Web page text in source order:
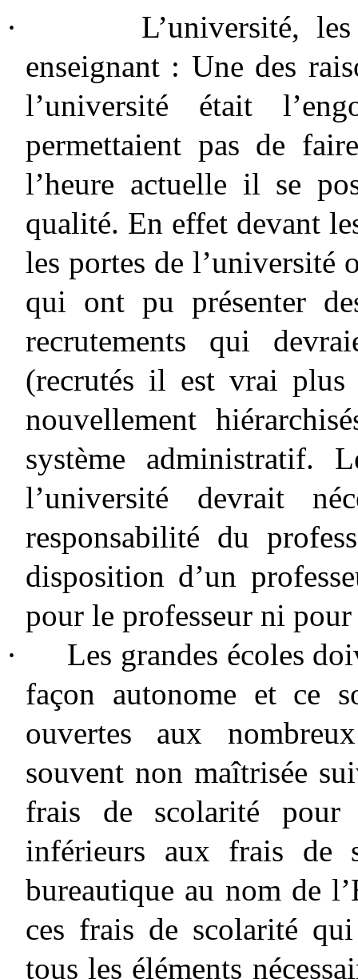
·
L’université,
enseignant : Une des
l’université était
permettaient pas de
l’heure actuelle il se
qualité. En effet devant
les portes de l’université
qui ont pu présenter
recrutements qui
(recrutés il est vrai plus
nouvellement
système administratif.
l’université devrait
responsabilité du
disposition d’un
pour le professeur ni pour
·
Les grandes écoles
façon autonome et ce
ouvertes aux
souvent non maîtrisée
frais de scolarité pour
inférieurs aux frais de
bureautique au nom de
ces frais de scolarité
tous les éléments